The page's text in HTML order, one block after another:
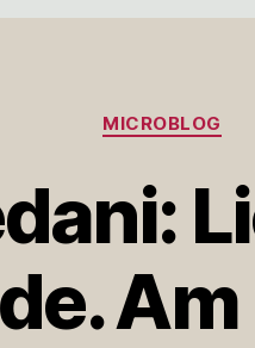
Kategorien
MICROBLOG